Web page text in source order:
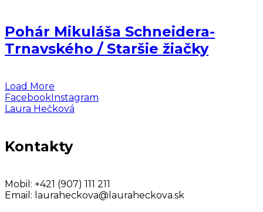
Pohár Mikuláša Schneidera-
Trnavského / Staršie žiačky
Load More
FacebookInstagram
Laura Hečková
Kontakty
Mobil: +421 (907) 111 211
Email: lauraheckova@lauraheckova.sk